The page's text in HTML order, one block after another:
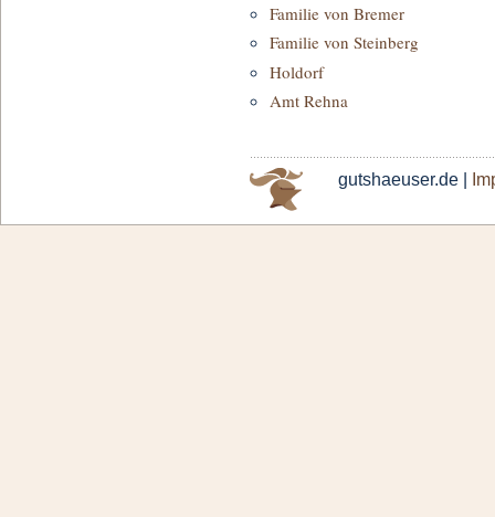
Familie von Bremer
Familie von Steinberg
Holdorf
Amt Rehna
gutshaeuser.de |